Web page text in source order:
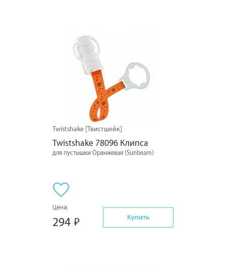
Twistshake [Твистшейк]
Twistshake 78096 Клипса
для пустышки Оранжевая (Sunbeam)
Цена:
294 Купить